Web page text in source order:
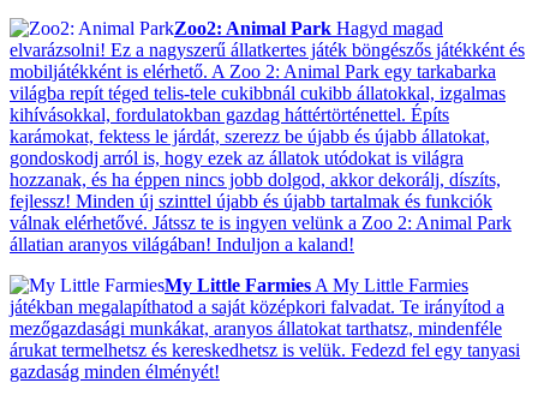
Zoo2: Animal Park Hagyd magad
elvarázsolni! Ez a nagyszerű állatkertes játék böngészős játékként és
mobiljátékként is elérhető. A Zoo 2: Animal Park egy tarkabarka
világba repít téged telis-tele cukibbnál cukibb állatokkal, izgalmas
kihívásokkal, fordulatokban gazdag háttértörténettel. Építs
karámokat, fektess le járdát, szerezz be újabb és újabb állatokat,
gondoskodj arról is, hogy ezek az állatok utódokat is világra
hozzanak, és ha éppen nincs jobb dolgod, akkor dekorálj, díszíts,
fejlessz! Minden új szinttel újabb és újabb tartalmak és funkciók
válnak elérhetővé. Játssz te is ingyen velünk a Zoo 2: Animal Park
állatian aranyos világában! Induljon a kaland!
My Little Farmies A My Little Farmies
játékban megalapíthatod a saját középkori falvadat. Te irányítod a
mezőgazdasági munkákat, aranyos állatokat tarthatsz, mindenféle
árukat termelhetsz és kereskedhetsz is velük. Fedezd fel egy tanyasi
gazdaság minden élményét!